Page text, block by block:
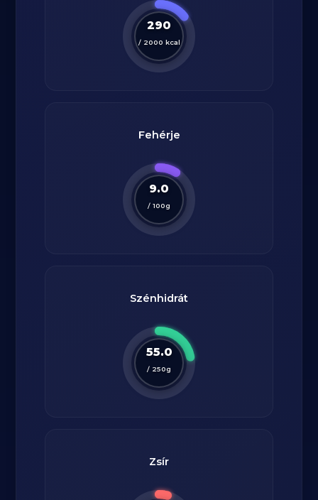
290
/ 2000 kcal
Fehérje
9.0
/ 100g
Szénhidrát
55.0
/ 250g
Zsír